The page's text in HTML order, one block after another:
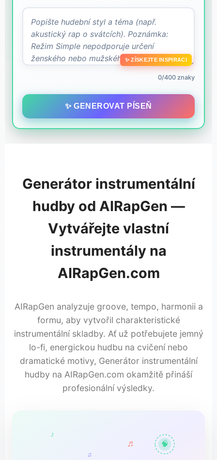
✨ ZÍSKEJTE INSPIRACI
0/400 znaky
✨ GENEROVAT PÍSEŇ
Generátor instrumentální
hudby od AIRapGen —
Vytvářejte vlastní
instrumentály na
AIRapGen.com
AIRapGen analyzuje groove, tempo, harmonii a
formu, aby vytvořil charakteristické
instrumentální skladby. Ať už potřebujete jemný
lo-fi, energickou hudbu na cvičení nebo
dramatické motivy, Generátor instrumentální
hudby na AIRapGen.com okamžitě přináší
profesionální výsledky.
♫
♬ 🧠